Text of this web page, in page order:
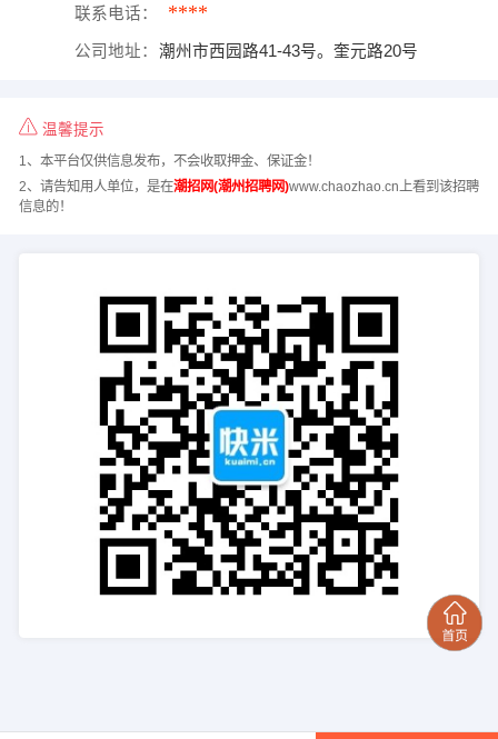
联系电话： ****
公司地址： 潮州市西园路41-43号。奎元路20号
温馨提示
1、本平台仅供信息发布，不会收取押金、保证金！
2、请告知用人单位，是在潮招网(潮州招聘网)www.chaozhao.cn上看到该招聘
信息的！